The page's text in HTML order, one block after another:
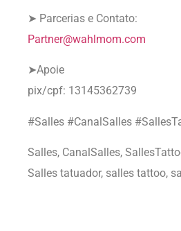
➤ Parcerias e Contato:
Partner@wahlmom.com
➤Apoie
pix/cpf: 13145362739
#Salles #CanalSalles
Salles, CanalSalles,
Salles tatuador, salles tattoo,